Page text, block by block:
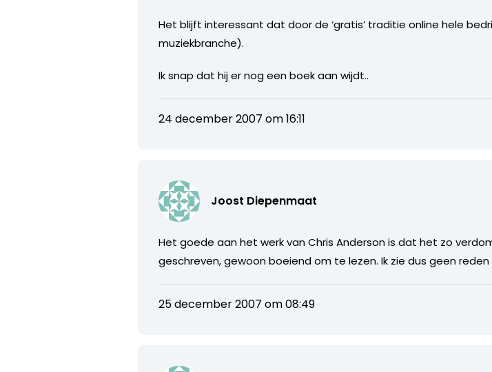
Het blijft interessant dat door de ‘gratis’ traditie online hele
muziekbranche).
Ik snap dat hij er nog een boek aan wijdt..
24 december 2007 om 16:11
Joost Diepenmaat
Het goede aan het werk van Chris Anderson is dat het zo
geschreven, gewoon boeiend om te lezen. Ik zie dus geen
25 december 2007 om 08:49